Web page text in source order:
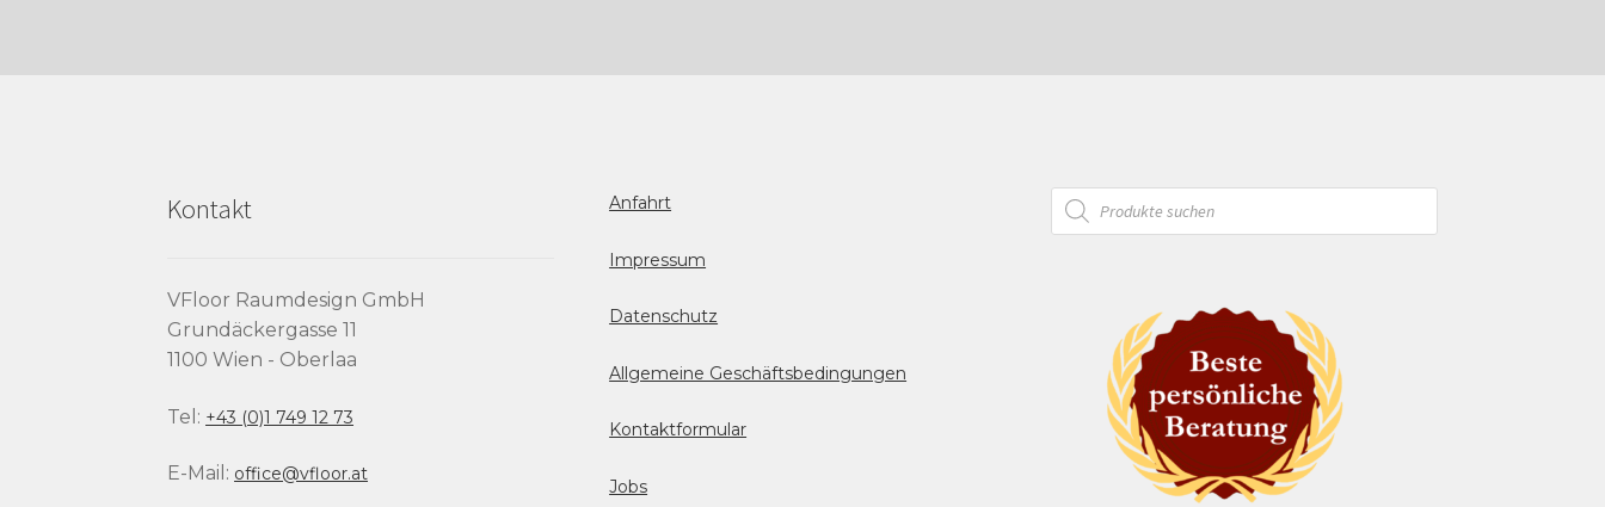
Kontakt
VFloor Raumdesign GmbH
Grundäckergasse 11
1100 Wien - Oberlaa
Tel: +43 (0)1 749 12 73
E-Mail: office@vfloor.at
Anfahrt
Impressum
Datenschutz
Allgemeine Geschäftsbedingungen
Kontaktformular
Jobs
Products
search